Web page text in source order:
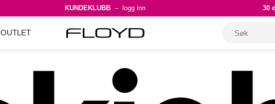
KUNDEKLUBB – logg inn 30
OUTLET